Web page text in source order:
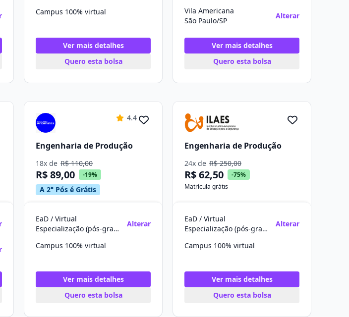
Campus 100% virtual
Ver mais detalhes
Quero esta bolsa
Vila Americana
São Paulo/SP
Alterar
Ver mais detalhes
Quero esta bolsa
4.4
Engenharia de Produção
18x de R$ 110,00
R$ 89,00 -19%
A 2° Pós é Grátis
EaD / Virtual
Especialização (pós-graduação)
Alterar
Campus 100% virtual
Ver mais detalhes
Quero esta bolsa
Engenharia de Produção
24x de R$ 250,00
R$ 62,50
-75%
Matrícula grátis
EaD / Virtual
Especialização (pós-graduação)
Alterar
Campus 100% virtual
Ver mais detalhes
Quero esta bolsa